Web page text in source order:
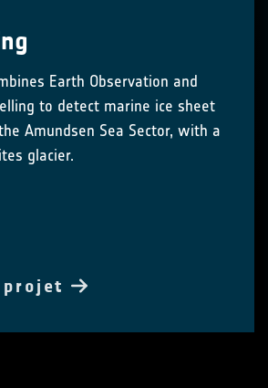
Earth Observation and
to detect marine ice sheet
Amundsen Sea Sector, with a
glacier.